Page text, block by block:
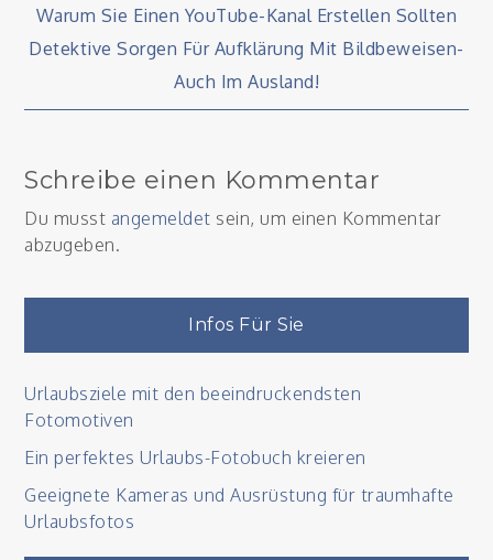
Beitragsnavigation
Warum Sie Einen YouTube-Kanal Erstellen Sollten
Detektive Sorgen Für Aufklärung Mit Bildbeweisen-
Auch Im Ausland!
Schreibe einen Kommentar
Du musst angemeldet sein, um einen Kommentar
abzugeben.
Infos Für Sie
Urlaubsziele mit den beeindruckendsten
Fotomotiven
Ein perfektes Urlaubs-Fotobuch kreieren
Geeignete Kameras und Ausrüstung für traumhafte
Urlaubsfotos